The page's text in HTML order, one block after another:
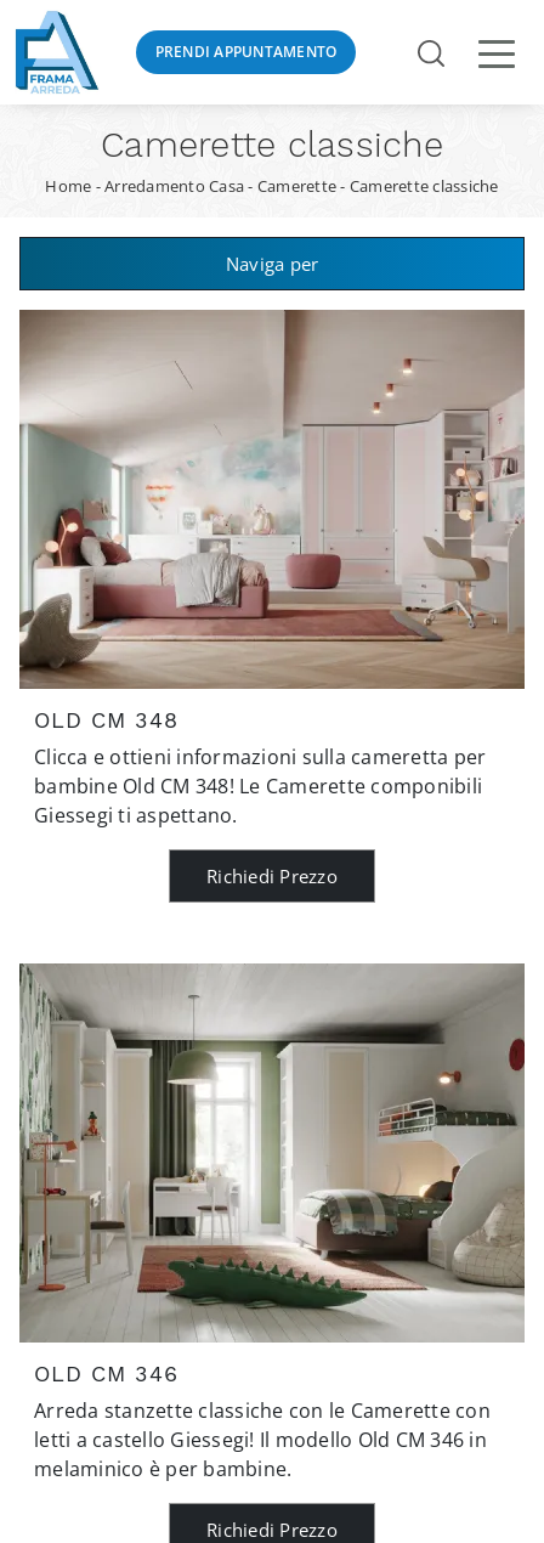
PRENDI APPUNTAMENTO
Camerette classiche
Home -Arredamento Casa- Camerette- Camerette classiche
Naviga per
OLD CM 348
Clicca e ottieni informazioni sulla cameretta per
bambine Old CM 348! Le Camerette componibili
Giessegi ti aspettano.
Richiedi Prezzo
OLD CM 346
Arreda stanzette classiche con le Camerette con
letti a castello Giessegi! Il modello Old CM 346 in
melaminico è per bambine.
Richiedi Prezzo